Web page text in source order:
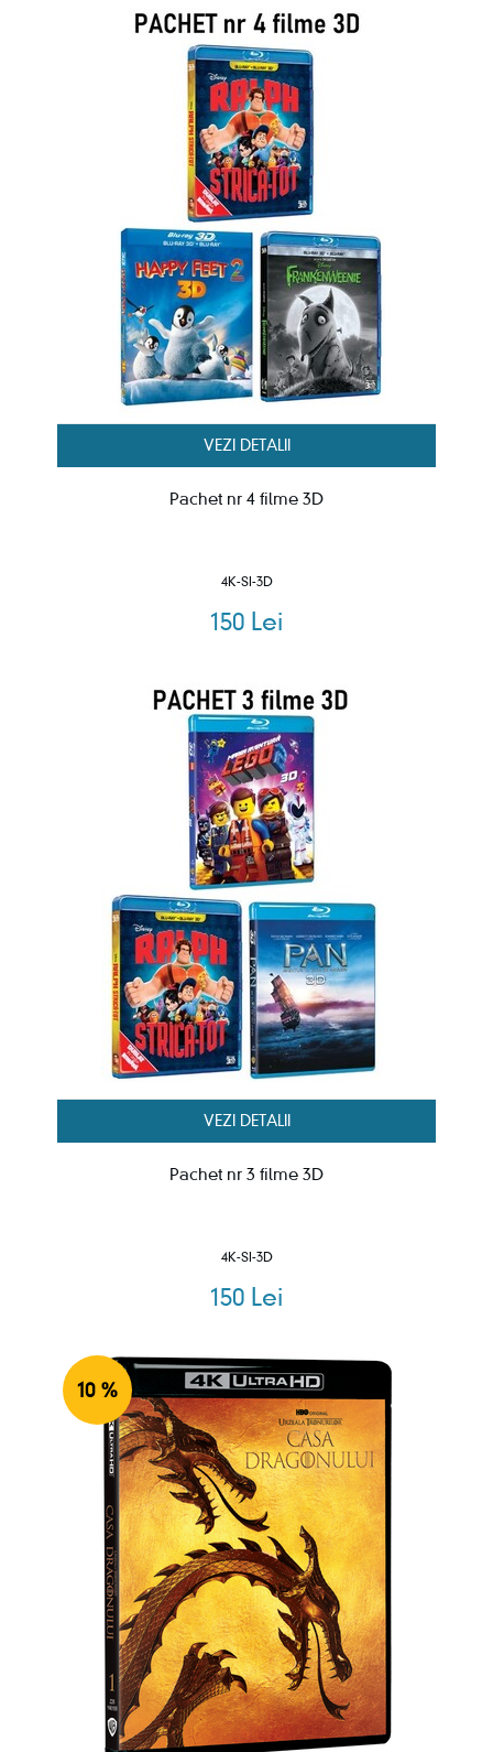
VEZI DETALII
Pachet nr 4 filme 3D
4K-SI-3D
150 Lei
VEZI DETALII
Pachet nr 3 filme 3D
4K-SI-3D
150 Lei
10 %